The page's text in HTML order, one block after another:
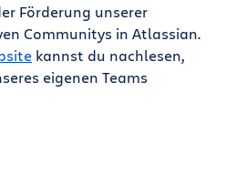
Förderung unserer
Communitys in Atlassian.
kannst du nachlesen,
eigenen Teams